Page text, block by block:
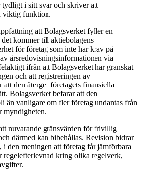
tydligt i sitt svar och skriver att
viktig funktion.
att Bolagsverket fyller en
kommer till aktiebolagens
för företag som inte har krav på
årsredovisningsinformationen via
ifrån att Bolagsverket har granskat
och att registreringen av
att den återger företagets finansiella
Bolagsverket befarar att den
än vanligare om fler företag undantas från
myndigheten.
nuvarande gränsvärden för frivillig
därmed kan bibehållas. Revision bidrar
den meningen att företag får jämförbara
regelefterlevnad kring olika regelverk,